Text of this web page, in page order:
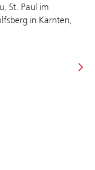
St. Paul im
in Kärnten,